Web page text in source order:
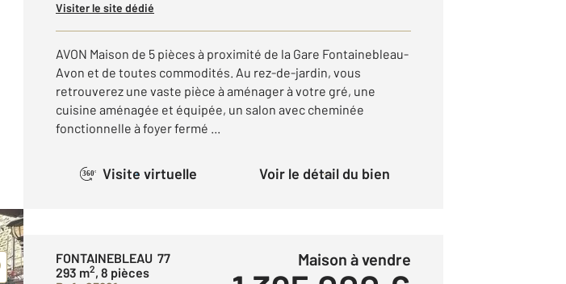
Visiter le site dédié
AVON Maison de 5 pièces à proximité de la Gare Fontainebleau-
Avon et de toutes commodités. Au rez-de-jardin, vous
retrouverez une vaste pièce à aménager à votre gré, une
cuisine aménagée et équipée, un salon avec cheminée
fonctionnelle à foyer fermé ...
360° Visite virtuelle Voir le détail du bien
FONTAINEBLEAU 77
293 m2, 8 pièces
Maison à vendre